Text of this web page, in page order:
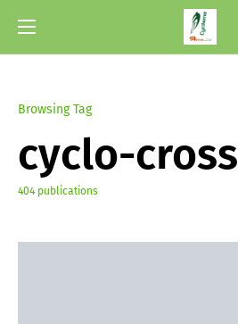
Browsing Tag
cyclo-cross
404 publications